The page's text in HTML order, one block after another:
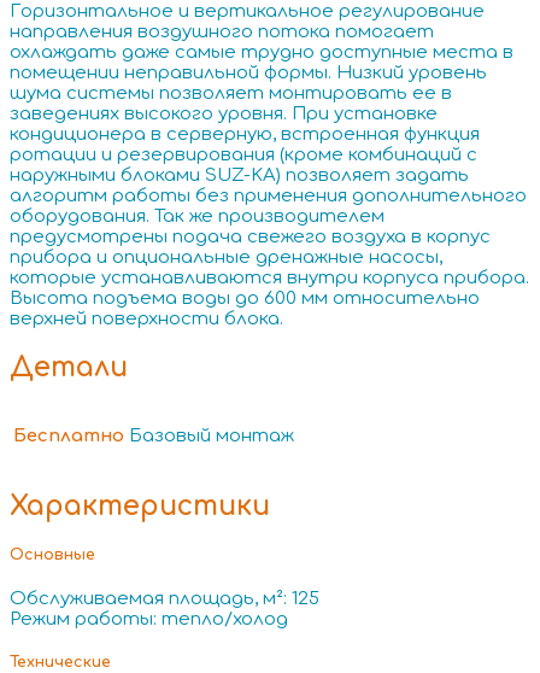
Горизонтальное и вертикальное регулирование
направления воздушного потока помогает
охлаждать даже самые трудно доступные места в
помещении неправильной формы. Низкий уровень
шума системы позволяет монтировать ее в
заведениях высокого уровня. При установке
кондиционера в серверную, встроенная функция
ротации и резервирования (кроме комбинаций с
наружными блоками SUZ-KA) позволяет задать
алгоритм работы без применения дополнительного
оборудования. Так же производителем
предусмотрены подача свежего воздуха в корпус
прибора и опциональные дренажные насосы,
которые устанавливаются внутри корпуса прибора.
Высота подъема воды до 600 мм относительно
верхней поверхности блока.
Детали
Бесплатно Базовый монтаж
Характеристики
Основные
Обслуживаемая площадь, м²: 125
Режим работы: тепло/холод
Технические